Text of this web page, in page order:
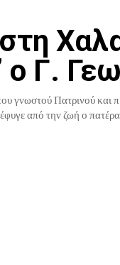
ο Γ.
γνωστού Πατρινού
από την ζωή ο